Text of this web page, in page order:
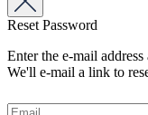
Reset Password
Enter the e-mail
We'll e-mail a link to